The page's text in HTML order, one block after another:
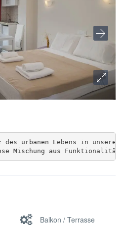
des urbanen Lebens in
Mischung aus Funktionalität
Balkon / Terrasse